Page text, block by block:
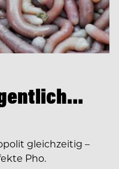
gleichzeitig –
Pho.